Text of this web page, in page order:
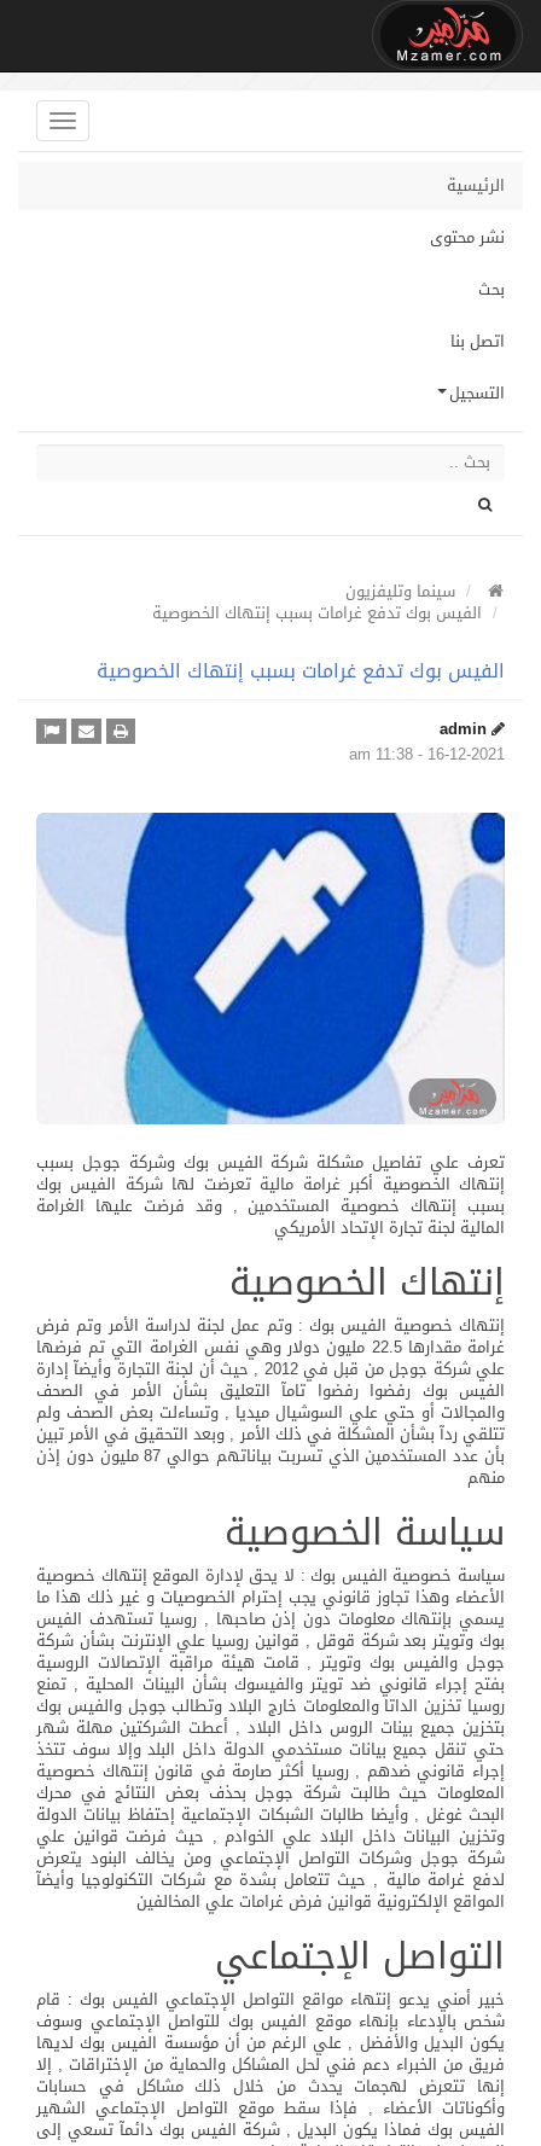
الرئيسية
نشر محتوى
بحث
اتصل بنا
التسجيل
سينما وتليفزيون
الفيس بوك تدفع غرامات بسبب إنتهاك الخصوصية
الفيس بوك تدفع غرامات بسبب إنتهاك الخصوصية
admin
16-12-2021 - 11:38 am
تعرف علي تفاصيل مشكلة شركة الفيس بوك وشركة جوجل بسبب
إنتهاك الخصوصية أكبر غرامة مالية تعرضت لها شركة الفيس بوك
بسبب إنتهاك خصوصية المستخدمين , وقد فرضت عليها الغرامة
المالية لجنة تجارة الإتحاد الأمريكي
إنتهاك الخصوصية
إنتهاك خصوصية الفيس بوك : وتم عمل لجنة لدراسة الأمر وتم فرض
غرامة مقدارها 22.5 مليون دولار وهي نفس الغرامة التي تم فرضها
علي شركة جوجل من قبل في 2012 , حيث أن لجنة التجارة وأيضآ إدارة
الفيس بوك رفضوا رفضوا تامآ التعليق بشأن الأمر في الصحف
والمجالات أو حتي علي السوشيال ميديا , وتساءلت بعض الصحف ولم
تتلقي ردآ بشأن المشكلة في ذلك الأمر , وبعد التحقيق في الأمر تبين
بأن عدد المستخدمين الذي تسربت بياناتهم حوالي 87 مليون دون إذن
منهم
سياسة الخصوصية
سياسة خصوصية الفيس بوك : لا يحق لإدارة الموقع إنتهاك خصوصية
الأعضاء وهذا تجاوز قانوني يجب إحترام الخصوصيات و غير ذلك هذا ما
يسمي بإنتهاك معلومات دون إذن صاحبها , روسيا تستهدف الفيس
بوك وتويتر بعد شركة قوقل , قوانين روسيا علي الإنترنت بشأن شركة
جوجل والفيس بوك وتويتر , قامت هيئة مراقبة الإتصالات الروسية
بفتح إجراء قانوني ضد تويتر والفيسوك بشأن البينات المحلية , تمنع
روسيا تخزين الداتا والمعلومات خارج البلاد وتطالب جوجل والفيس بوك
بتخزين جميع بينات الروس داخل البلاد , أعطت الشركتين مهلة شهر
حتي تنقل جميع بيانات مستخدمي الدولة داخل البلد وإلا سوف تتخذ
إجراء قانوني ضدهم , روسيا أكثر صارمة في قانون إنتهاك خصوصية
المعلومات حيث طالبت شركة جوجل بحذف بعض النتائج في محرك
البحث غوغل , وأيضا طالبات الشبكات الإجتماعية إحتفاظ بيانات الدولة
وتخزين البيانات داخل البلاد علي الخوادم , حيث فرضت قوانين علي
شركة جوجل وشركات التواصل الإجتماعي ومن يخالف البنود يتعرض
لدفع غرامة مالية , حيث تتعامل بشدة مع شركات التكنولوجيا وأيضآ
المواقع الإلكترونية قوانين فرض غرامات علي المخالفين
التواصل الإجتماعي
خبير أمني يدعو إنتهاء مواقع التواصل الإجتماعي الفيس بوك : قام
شخص بالإدعاء بإنهاء موقع الفيس بوك للتواصل الإجتماعي وسوف
يكون البديل والأفضل , علي الرغم من أن مؤسسة الفيس بوك لديها
فريق من الخبراء دعم فني لحل المشاكل والحماية من الإختراقات , إلا
إنها تتعرض لهجمات يحدث من خلال ذلك مشاكل في حسابات
وأكوناتات الأعضاء , فإذا سقط موقع التواصل الإجتماعي الشهير
الفيس بوك فماذا يكون البديل , شركة الفيس بوك دائمآ تسعي إلى